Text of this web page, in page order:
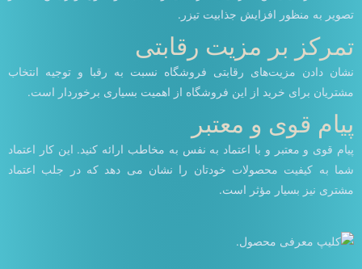
تصویر به منظور افزایش جذابیت تیزر.
تمرکز بر مزیت رقابتی
نشان دادن مزیت‌های رقابتی فروشگاه نسبت به رقبا و توجیه انتخاب
مشتریان برای خرید از این فروشگاه از اهمیت بسیاری برخوردار است.
پیام قوی و معتبر
پیام قوی و معتبر و با اعتماد به نفس به مخاطب ارائه کنید. این کار اعتماد
شما به کیفیت محصولات خودتان را نشان می دهد که در جلب اعتماد
مشتری نیز بسیار مؤثر است.